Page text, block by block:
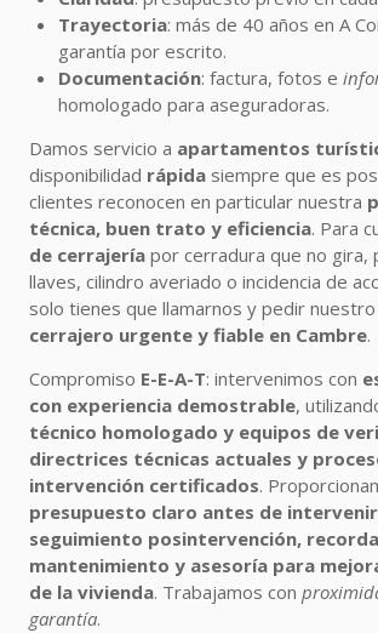
Trayectoria: más de 40 años en A
garantía por escrito.
Documentación: factura, fotos e
homologado para aseguradoras.
Damos servicio a apartamentos
disponibilidad rápida siempre que es
clientes reconocen en particular nuestra
técnica, buen trato y eficiencia. Para
de cerrajería por cerradura que no gira,
llaves, cilindro averiado o incidencia de
solo tienes que llamarnos y pedir nuestro
cerrajero urgente y fiable en Cambre.
Compromiso E-E-A-T: intervenimos con
con experiencia demostrable,
técnico homologado y equipos de
directrices técnicas actuales y
intervención certificados.
presupuesto claro antes de intervenir
seguimiento posintervención,
mantenimiento y asesoría para
de la vivienda. Trabajamos con
garantía.